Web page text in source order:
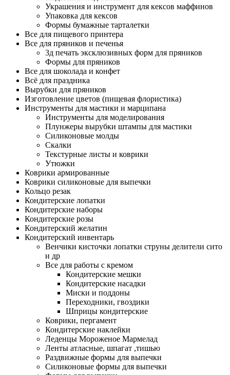
Украшения и инструмент для кексов маффинов
Упаковка для кексов
Формы бумажные тарталетки
Все для пищевого принтера
Все для пряников и печенья
3д печать эксклюзивных форм для пряников
Формы для пряников
Все для шоколада и конфет
Всё для праздника
Вырубки для пряников
Изготовление цветов (пищевая флористика)
Инструменты для мастики и марципана
Инструменты для моделирования
Плунжеры вырубки штампы для мастики
Силиконовые молды
Скалки
Текстурные листы и коврики
Утюжки
Коврики армированные
Коврики силиконовые для выпечки
Кольцо резак
Кондитерские лопатки
Кондитерские наборы
Кондитерские розы
Кондитерский желатин
Кондитерский инвентарь
Венчики кисточки лопатки струны делители сито
и др
Все для работы с кремом
Кондитерские мешки
Кондитерские насадки
Миски и поддоны
Переходники, гвоздики
Шприцы кондитерские
Коврики, пергамент
Кондитерские наклейки
Леденцы Мороженое Мармелад
Ленты атласные, шпагат ,тишью
Раздвижные формы для выпечки
Силиконовые формы для выпечки